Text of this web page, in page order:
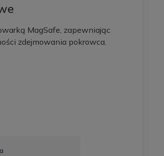
MagSafe, zapewniając
zdejmowania pokrowca.